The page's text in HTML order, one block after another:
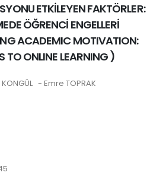
ETKİLEYEN FAKTÖRLER:
ÖĞRENCİ ENGELLERİ
ACADEMIC MOTIVATION:
TO ONLINE LEARNING )
- Emre TOPRAK